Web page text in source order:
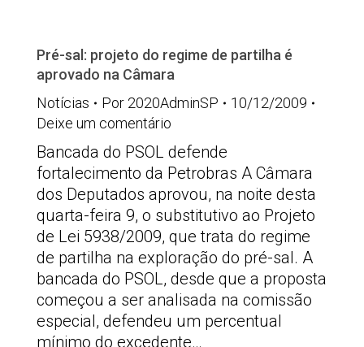
Pré-sal: projeto do regime de partilha é
aprovado na Câmara
Notícias
Por 2020AdminSP
10/12/2009
Deixe um comentário
Bancada do PSOL defende
fortalecimento da Petrobras A Câmara
dos Deputados aprovou, na noite desta
quarta-feira 9, o substitutivo ao Projeto
de Lei 5938/2009, que trata do regime
de partilha na exploração do pré-sal. A
bancada do PSOL, desde que a proposta
começou a ser analisada na comissão
especial, defendeu um percentual
mínimo do excedente…